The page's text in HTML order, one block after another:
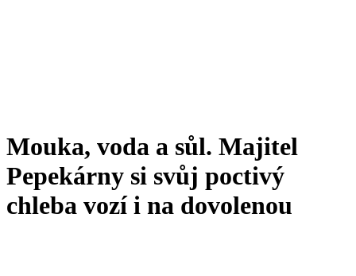
Mouka, voda a sůl. Majitel
Pepekárny si svůj poctivý
chleba vozí i na dovolenou